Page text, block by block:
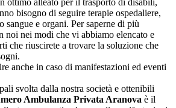
ottimo alleato per il trasporto di disabili,
bisogno di seguire terapie ospedaliere,
sangue e organi. Per saperne di più
noi nei modi che vi abbiamo elencato e
che riuscirete a trovare la soluzione che
anche in caso di manifestazioni ed eventi
svolta dalla nostra società e ottenibili
Ambulanza Privata Aranova è il